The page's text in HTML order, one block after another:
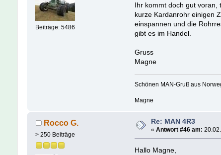
Beiträge: 5486
Ihr kommt doch gut
kurze Kardanrohr einigen
einspannen und die
gibt es im Handel.
Gruss
Magne
Schönen MAN-Gruß aus
Magne
Rocco G.
> 250 Beiträge
Re: MAN 4R3
« Antwort #46 am:
Hallo Magne,